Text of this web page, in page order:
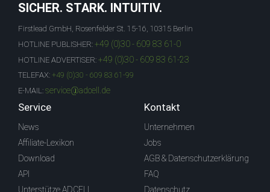
SICHER. STARK. INTUITIV.
Firstlead GmbH, Rosenfelder St. 15-16, 10315 Berlin
HOTLINE PUBLISHER: +49 (0)30 - 609 83 61-0
HOTLINE ADVERTISER: +49 (0)30 - 609 83 61-23
TELEFAX: +49 (0)30 - 609 83 61-99
E-MAIL: service@adcell.de
Service
News
Affiliate-Lexikon
Download
API
Unterstütze ADCELL
Kontakt
Unternehmen
Jobs
AGB & Datenschutzerklärung
FAQ
Datenschutz